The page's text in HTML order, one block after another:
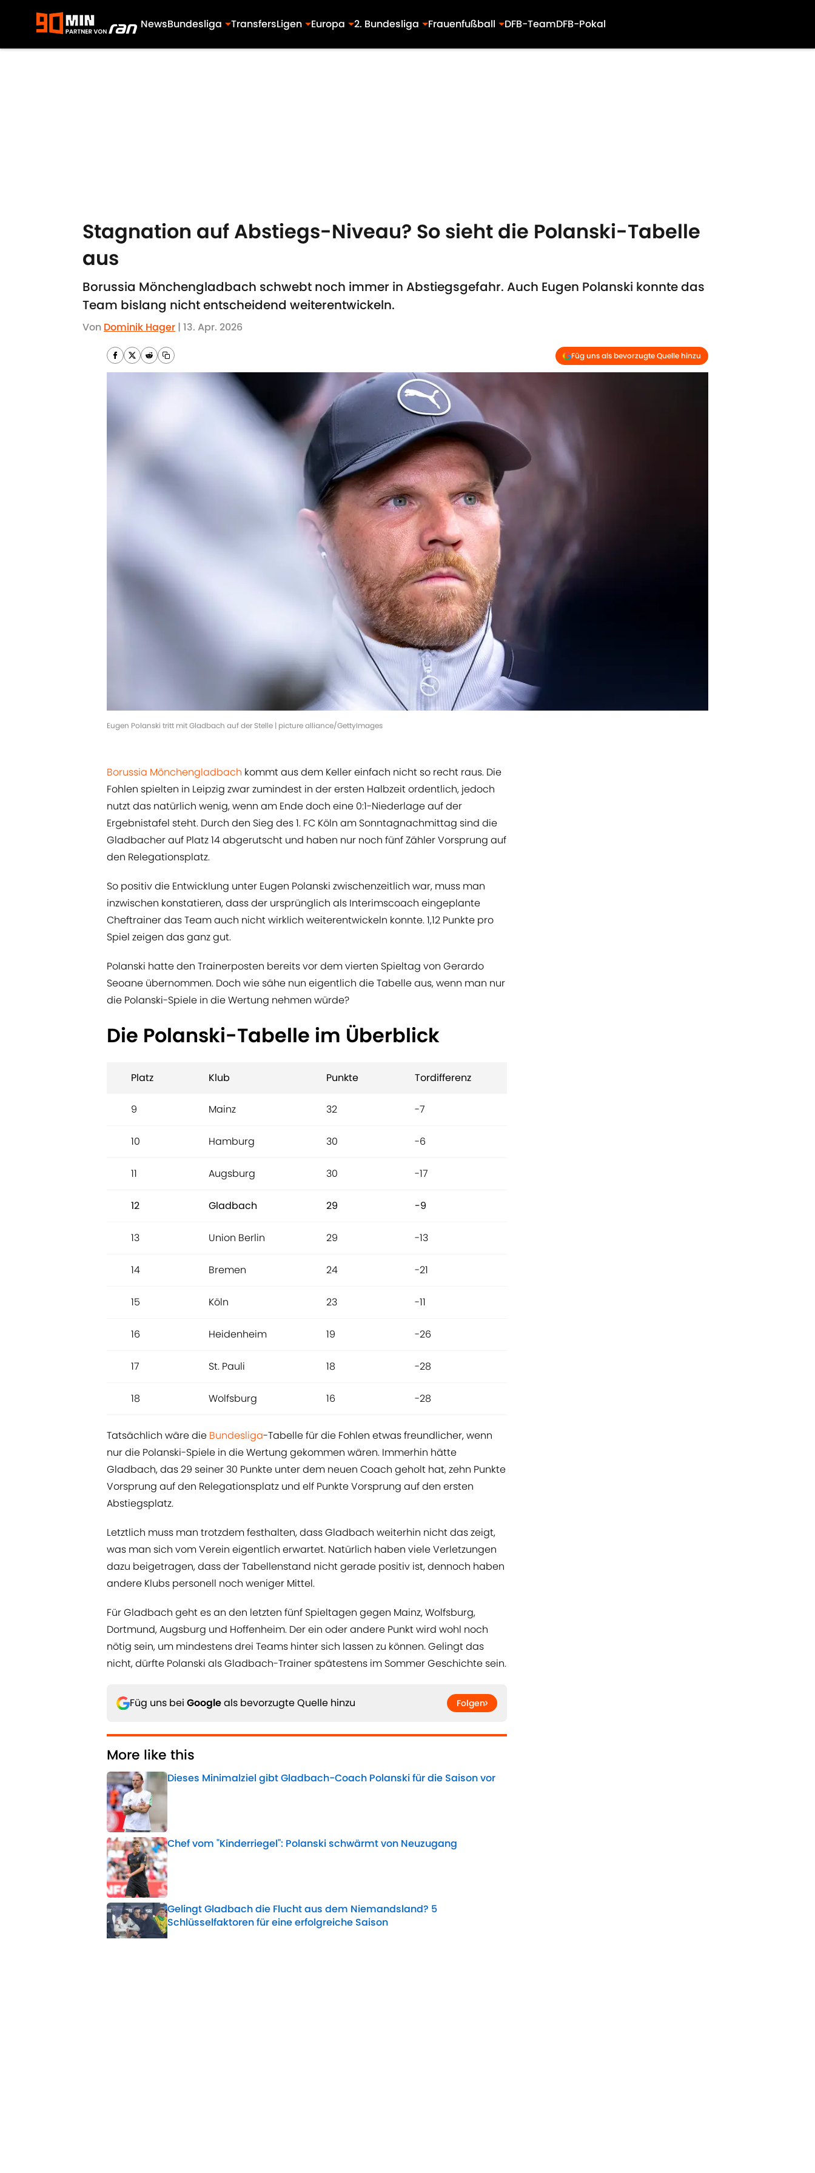
NewsBundesliga TransfersLigen Europa 2. Bundesliga Frauenfußball DFB-TeamDFB-Pokal
Stagnation auf Abstiegs-Niveau? So sieht die Polanski-Tabelle
aus
Borussia Mönchengladbach schwebt noch immer in Abstiegsgefahr. Auch Eugen Polanski konnte das
Team bislang nicht entscheidend weiterentwickeln.
Von Dominik Hager | 13. Apr. 2026
Füg uns als bevorzugte Quelle hinzu
Eugen Polanski tritt mit Gladbach auf der Stelle | picture alliance/GettyImages
Borussia Mönchengladbach kommt aus dem Keller einfach nicht so recht raus. Die
Fohlen spielten in Leipzig zwar zumindest in der ersten Halbzeit ordentlich, jedoch
nutzt das natürlich wenig, wenn am Ende doch eine 0:1-Niederlage auf der
Ergebnistafel steht. Durch den Sieg des 1. FC Köln am Sonntagnachmittag sind die
Gladbacher auf Platz 14 abgerutscht und haben nur noch fünf Zähler Vorsprung auf
den Relegationsplatz.
So positiv die Entwicklung unter Eugen Polanski zwischenzeitlich war, muss man
inzwischen konstatieren, dass der ursprünglich als Interimscoach eingeplante
Cheftrainer das Team auch nicht wirklich weiterentwickeln konnte. 1,12 Punkte pro
Spiel zeigen das ganz gut.
Polanski hatte den Trainerposten bereits vor dem vierten Spieltag von Gerardo
Seoane übernommen. Doch wie sähe nun eigentlich die Tabelle aus, wenn man nur
die Polanski-Spiele in die Wertung nehmen würde?
Die Polanski-Tabelle im Überblick
Platz Klub Punkte Tordifferenz
9 Mainz 32 -7
10 Hamburg 30 -6
11 Augsburg 30 -17
12 Gladbach 29 -9
13 Union Berlin 29 -13
14 Bremen 24 -21
15 Köln 23 -11
16 Heidenheim 19 -26
17 St. Pauli 18 -28
18 Wolfsburg 16 -28
Tatsächlich wäre die Bundesliga-Tabelle für die Fohlen etwas freundlicher, wenn
nur die Polanski-Spiele in die Wertung gekommen wären. Immerhin hätte
Gladbach, das 29 seiner 30 Punkte unter dem neuen Coach geholt hat, zehn Punkte
Vorsprung auf den Relegationsplatz und elf Punkte Vorsprung auf den ersten
Abstiegsplatz.
Letztlich muss man trotzdem festhalten, dass Gladbach weiterhin nicht das zeigt,
was man sich vom Verein eigentlich erwartet. Natürlich haben viele Verletzungen
dazu beigetragen, dass der Tabellenstand nicht gerade positiv ist, dennoch haben
andere Klubs personell noch weniger Mittel.
Für Gladbach geht es an den letzten fünf Spieltagen gegen Mainz, Wolfsburg,
Dortmund, Augsburg und Hoffenheim. Der ein oder andere Punkt wird wohl noch
nötig sein, um mindestens drei Teams hinter sich lassen zu können. Gelingt das
nicht, dürfte Polanski als Gladbach-Trainer spätestens im Sommer Geschichte sein.
Füg uns bei Googleals bevorzugte Quelle hinzu Folgen
More like this
Dieses Minimalziel gibt Gladbach-Coach Polanski für die Saison vor
Published by on Invalid Date
Chef vom "Kinderriegel": Polanski schwärmt von Neuzugang
Published by on Invalid Date
Gelingt Gladbach die Flucht aus dem Niemandsland? 5
Schlüsselfaktoren für eine erfolgreiche Saison
Published by on Invalid Date